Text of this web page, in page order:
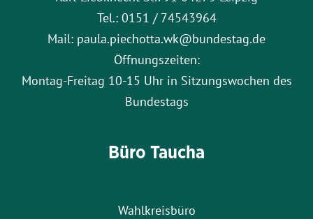
Tel.: 0151 / 74543964
Mail: paula.piechotta.wk@bundestag.de
Öffnungszeiten:
Montag-Freitag 10-15 Uhr in Sitzungswochen des
Bundestags
Büro Taucha
Wahlkreisbüro